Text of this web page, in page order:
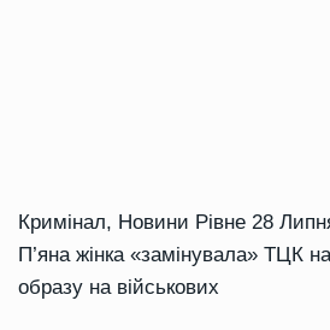
Кримінал, Новини Рівне 28
П’яна жінка «замінувала» ТЦК
образу на військових